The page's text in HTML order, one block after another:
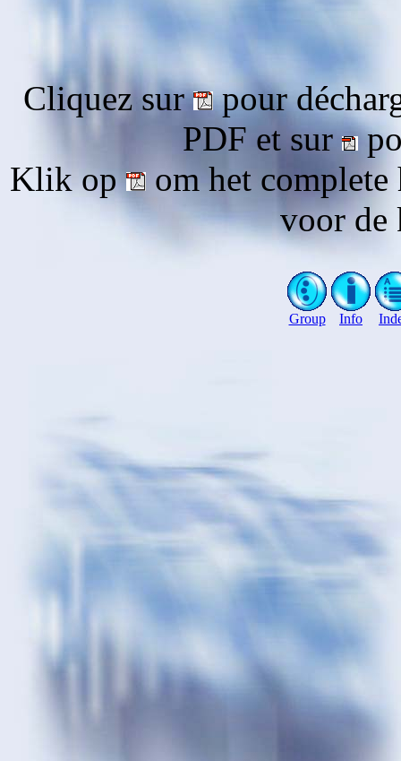
Cliquez sur pour
PDF et sur
Klik op
om het
voor de
Group Info